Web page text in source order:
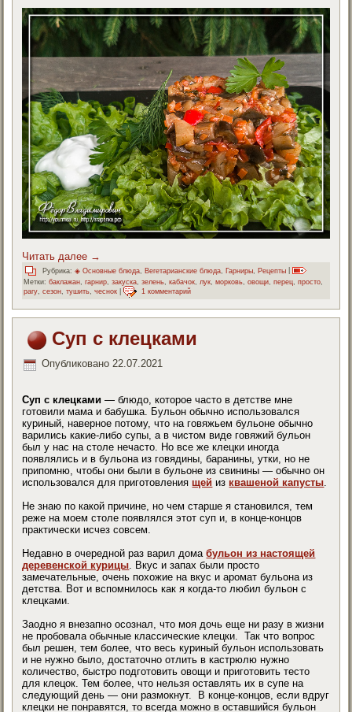
Читать далее →
Рубрика: ◈ Основные блюда Вегетарианские блюда Гарниры Рецепты
Метки: баклажан,гарнир,закуска,зелень,кабачок,лук,морковь,овощи,перец,просто,
рагу,сезон,тушить,чеснок | 1 комментарий
Суп с клецками
Опубликовано 22.07.2021
Суп с клецками — блюдо, которое часто в детстве мне
готовили мама и бабушка. Бульон обычно использовался
куриный, наверное потому, что на говяжьем бульоне обычно
варились какие-либо супы, а в чистом виде говяжий бульон
был у нас на столе нечасто. Но все же клецки иногда
появлялись и в бульона из говядины, баранины, утки, но не
припомню, чтобы они были в бульоне из свинины — обычно он
использовался для приготовления щей из квашеной капусты.
Не знаю по какой причине, но чем старше я становился, тем
реже на моем столе появлялся этот суп и, в конце-концов
практически исчез совсем.
Недавно в очередной раз варил домабульон из настоящей
деревенской курицы. Вкус и запах были просто
замечательные, очень похожие на вкус и аромат бульона из
детства. Вот и вспомнилось как я когда-то любил бульон с
клецками.
Заодно я внезапно осознал, что моя дочь еще ни разу в жизни
не пробовала обычные классические клецки. Так что вопрос
был решен, тем более, что весь куриный бульон использовать
и не нужно было, достаточно отлить в кастрюлю нужно
количество, быстро подготовить овощи и приготовить тесто
для клецок. Тем более, что нельзя оставлять их в супе на
следующий день — они размокнут. В конце-концов, если вдруг
клецки не понравятся, то всегда можно в оставшийся бульон